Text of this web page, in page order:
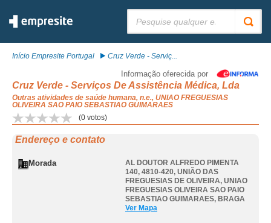
Início Empresite Portugal Cruz Verde - Serviç...
Informação oferecida por
Cruz Verde - Serviços De Assistência Médica, Lda
Outras atividades de saúde humana, n.e., UNIAO FREGUESIAS
OLIVEIRA SAO PAIO SEBASTIAO GUIMARAES
(0 votos)
Endereço e contato
Morada
AL DOUTOR ALFREDO PIMENTA
140, 4810-420, UNIÃO DAS
FREGUESIAS DE OLIVEIRA, UNIAO
FREGUESIAS OLIVEIRA SAO PAIO
SEBASTIAO GUIMARAES, BRAGA
Ver Mapa